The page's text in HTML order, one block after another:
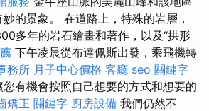
的景象。 在道路上，特殊的岩層，
多年的岩石繪畫和著作，以及“拱形
下午凌晨從布達佩斯出發，乘飛機轉
務所 月子中心價格 客廳 seo 關鍵字
有機會按照自己想要的方式和想要的
矯正 關鍵字 廚房設備 我們仍然不